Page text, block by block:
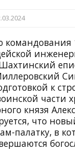
к
части
князя
что
палатку, в